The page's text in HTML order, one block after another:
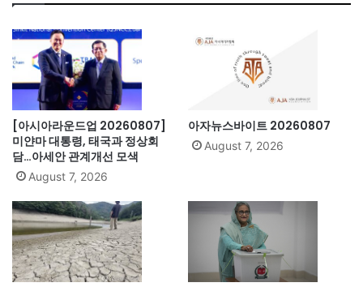
[아시아라운드업 20260807]
미얀마 대통령, 태국과 정상회
담…아세안 관계개선 모색
August 7, 2026
아자뉴스바이트 20260807
August 7, 2026